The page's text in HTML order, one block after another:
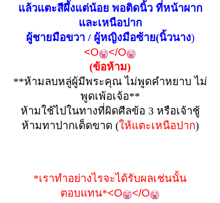
แล้วแตะสีผึ้งแต่น้อย พอติดนิ้ว ที่หน้าผาก
และเหนือปาก
ผู้ชายมือขวา / ผู้หญิงมือซ้าย(นิ้วนาง)
<O
</O
(ข้อห้าม)
**ห้ามลบหลู่ผู้มีพระคุณ ไม่พูดคำหยาบ ไม่
พูดเพ้อเจ้อ**
ห้ามใช้ไปในทางที่ผิดศีลข้อ 3 หรือเจ้าชู้
ห้ามทาปากเด็ดขาด (ให้แตะเหนือปาก)
*เราทำอย่างไรจะได้รับผลเช่นนั้น
ตอบแทน*<O </O